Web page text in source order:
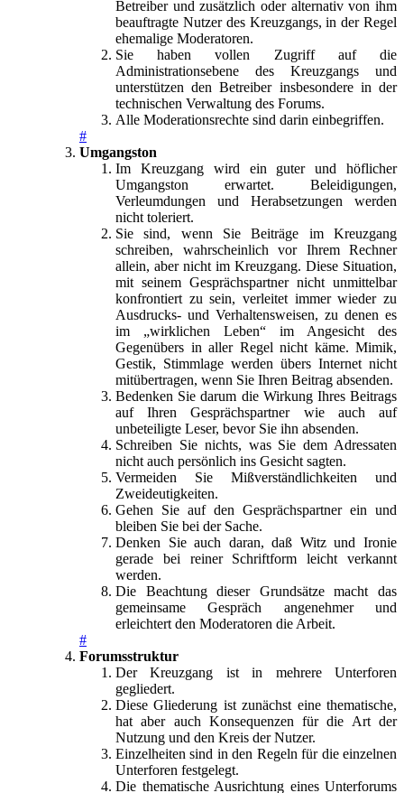
Betreiber und zusätzlich oder alternativ von ihm
beauftragte Nutzer des Kreuzgangs, in der Regel
ehemalige Moderatoren.
Sie haben vollen Zugriff auf die
Administrationsebene des Kreuzgangs und
unterstützen den Betreiber insbesondere in der
technischen Verwaltung des Forums.
Alle Moderationsrechte sind darin einbegriffen.
#
Umgangston
Im Kreuzgang wird ein guter und höflicher
Umgangston erwartet. Beleidigungen,
Verleumdungen und Herabsetzungen werden
nicht toleriert.
Sie sind, wenn Sie Beiträge im Kreuzgang
schreiben, wahrscheinlich vor Ihrem Rechner
allein, aber nicht im Kreuzgang. Diese Situation,
mit seinem Gesprächspartner nicht unmittelbar
konfrontiert zu sein, verleitet immer wieder zu
Ausdrucks- und Verhaltensweisen, zu denen es
im „wirklichen Leben“ im Angesicht des
Gegenübers in aller Regel nicht käme. Mimik,
Gestik, Stimmlage werden übers Internet nicht
mitübertragen, wenn Sie Ihren Beitrag absenden.
Bedenken Sie darum die Wirkung Ihres Beitrags
auf Ihren Gesprächspartner wie auch auf
unbeteiligte Leser, bevor Sie ihn absenden.
Schreiben Sie nichts, was Sie dem Adressaten
nicht auch persönlich ins Gesicht sagten.
Vermeiden Sie Mißverständlichkeiten und
Zweideutigkeiten.
Gehen Sie auf den Gesprächspartner ein und
bleiben Sie bei der Sache.
Denken Sie auch daran, daß Witz und Ironie
gerade bei reiner Schriftform leicht verkannt
werden.
Die Beachtung dieser Grundsätze macht das
gemeinsame Gespräch angenehmer und
erleichtert den Moderatoren die Arbeit.
#
Forumsstruktur
Der Kreuzgang ist in mehrere Unterforen
gegliedert.
Diese Gliederung ist zunächst eine thematische,
hat aber auch Konsequenzen für die Art der
Nutzung und den Kreis der Nutzer.
Einzelheiten sind in den Regeln für die einzelnen
Unterforen festgelegt.
Die thematische Ausrichtung eines Unterforums